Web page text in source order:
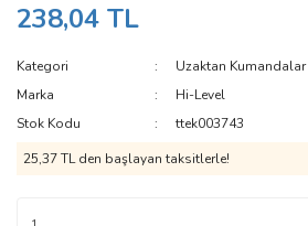
238,04 TL
Kategori
Uzaktan Kumandalar
Marka
Hi-Level
Stok Kodu
ttek003743
25,37 TL den başlayan taksitlerle!